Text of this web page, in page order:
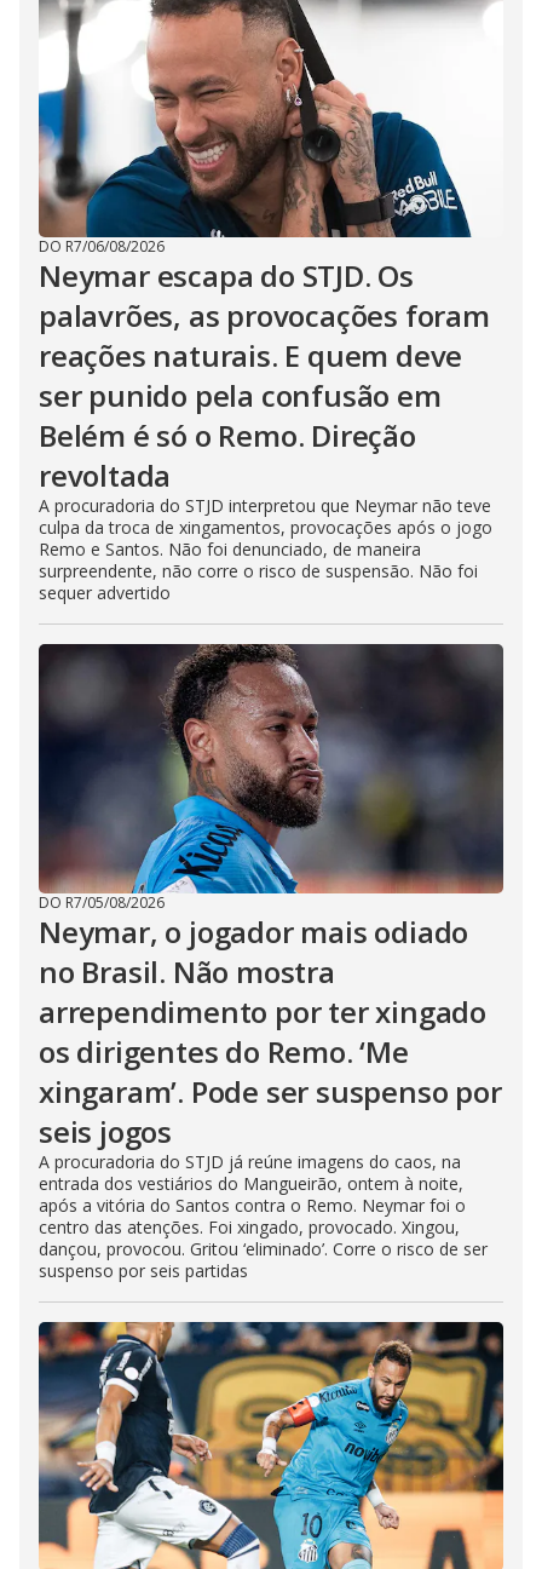
DO R7/06/08/2026
Neymar escapa do STJD. Os
palavrões, as provocações foram
reações naturais. E quem deve
ser punido pela confusão em
Belém é só o Remo. Direção
revoltada
A procuradoria do STJD interpretou que Neymar não teve
culpa da troca de xingamentos, provocações após o jogo
Remo e Santos. Não foi denunciado, de maneira
surpreendente, não corre o risco de suspensão. Não foi
sequer advertido
DO R7/05/08/2026
Neymar, o jogador mais odiado
no Brasil. Não mostra
arrependimento por ter xingado
os dirigentes do Remo. ‘Me
xingaram’. Pode ser suspenso por
seis jogos
A procuradoria do STJD já reúne imagens do caos, na
entrada dos vestiários do Mangueirão, ontem à noite,
após a vitória do Santos contra o Remo. Neymar foi o
centro das atenções. Foi xingado, provocado. Xingou,
dançou, provocou. Gritou ‘eliminado’. Corre o risco de ser
suspenso por seis partidas